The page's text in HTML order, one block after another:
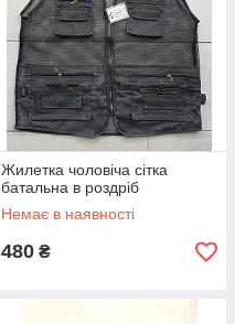
Жилетка чоловіча сітка
батальна в роздріб
Немає в наявності
480 ₴